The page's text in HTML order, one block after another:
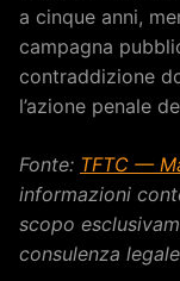
a cinque anni,
campagna
contraddizione
l’azione penale
Fonte: TFTC —
informazioni
scopo
consulenza